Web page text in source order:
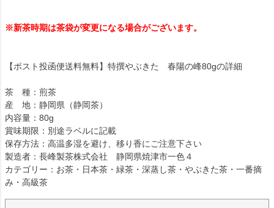
※新茶時期は茶袋が変更になる場合がございます。
【ポスト投函便送料無料】特撰やぶきた 春陽の峰80gの詳細
茶 種：煎茶
産 地：静岡県（静岡茶）
内容量：80g
賞味期限：別途ラベルに記載
保存方法：高温多湿を避け、移り香にご注意下さい
製造者：長峰製茶株式会社 静岡県焼津市一色４
カテゴリー：お茶・日本茶・緑茶・深蒸し茶・やぶきた茶・一番摘
み・高級茶